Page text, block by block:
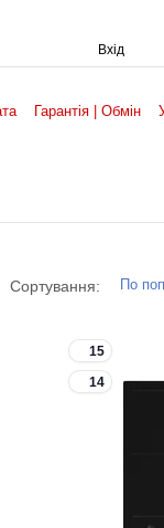
Вхід
Гарантія | Обмін
Сортування: По
15
14